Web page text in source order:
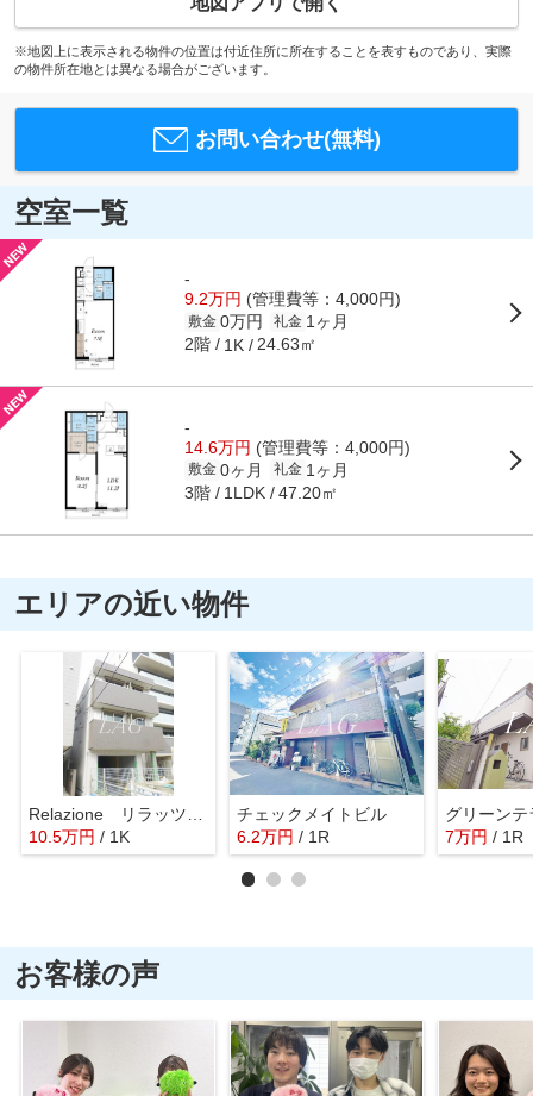
※地図上に表示される物件の位置は付近住所に所在することを表すものであり、実際
の物件所在地とは異なる場合がございます。
お問い合わせ(無料)
空室一覧
-
9.2万円 (管理費等：4,000円)
敷金 0万円 礼金 1ヶ月
2階 1K 24.63㎡
-
14.6万円 (管理費等：4,000円)
敷金 0ヶ月 礼金 1ヶ月
3階 1LDK 47.20㎡
エリアの近い物件
10.5万円 / 1K
チェックメイトビル
6.2万円 / 1R
グリーン
7万円 / 1R
お客様の声